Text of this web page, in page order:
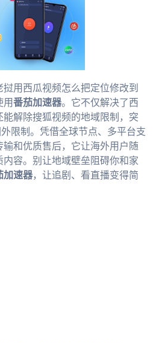
用西瓜视频怎么把定位修改到
用番茄加速器。它不仅解决了西
解除搜狐视频的地域限制，突
限制。凭借全球节点、多平台支
和优质售后，它让海外用户随
内容。别让地域壁垒阻碍你和家
加速器，让追剧、看直播变得简